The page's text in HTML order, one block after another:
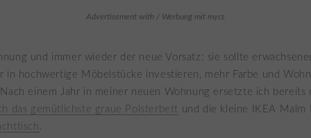
Advertisement with / Werbung mit mycs
und immer wieder der neue Vorsatz: sie sollte
in hochwertige Möbelstücke investieren, mehr Farbe und
einem Jahr in meiner neuen Wohnung ersetzte ich bereits
das gemütlichste graue Polsterbett und die kleine IKEA Malm
.